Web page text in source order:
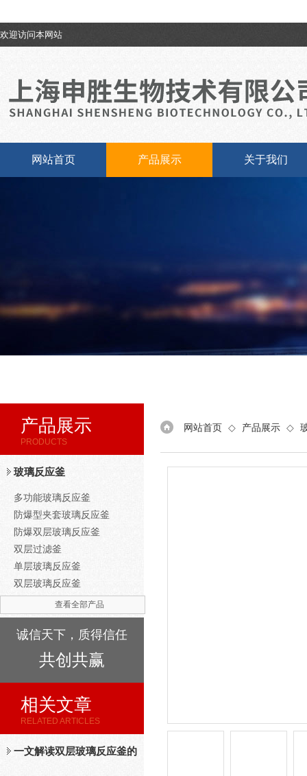
欢迎访问本网站
网站首页 产品展示 关于我们
网站首页 ◇ 产品展示 ◇
产品展示
PRODUCTS
玻璃反应釜
多功能玻璃反应釜
防爆型夹套玻璃反应釜
防爆双层玻璃反应釜
双层过滤釜
单层玻璃反应釜
双层玻璃反应釜
查看全部产品
诚信天下，质得信任
共创共赢
相关文章
RELATED ARTICLES
一文解读双层玻璃反应釜的